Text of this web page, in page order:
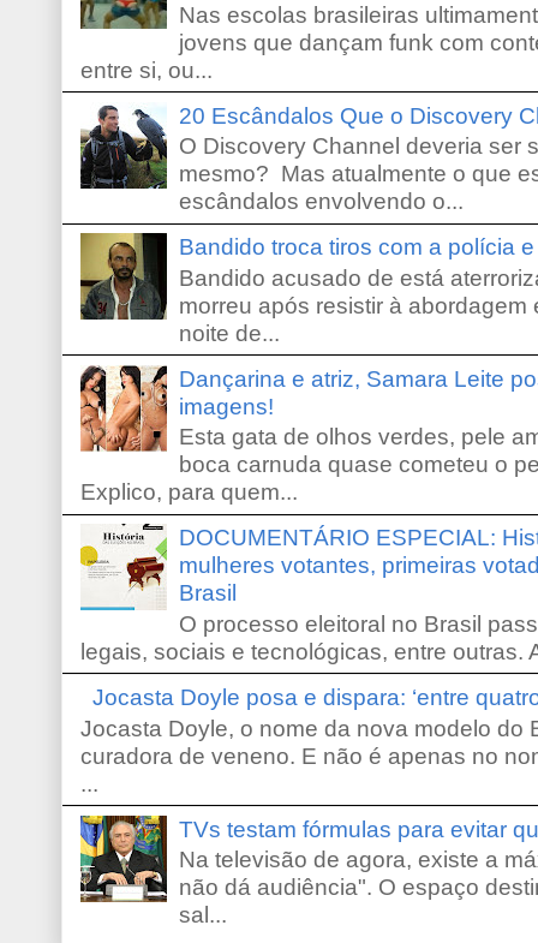
Nas escolas brasileiras
jovens que dançam funk com
entre si, ou...
20 Escândalos Que o Discovery
O Discovery Channel deveria ser
mesmo? Mas atualmente o que
escândalos envolvendo o...
Bandido troca tiros com a polícia
Bandido acusado de está
morreu após resistir à
noite de...
Dançarina e atriz, Samara Leite
imagens!
Esta gata de olhos verdes, pele
boca carnuda quase cometeu o
Explico, para quem...
DOCUMENTÁRIO ESPECIAL:
mulheres votantes, primeiras
Brasil
O processo eleitoral no Brasil
legais, sociais e tecnológicas, entre outras.
Jocasta Doyle posa e dispara: ‘entre
Jocasta Doyle, o nome da nova modelo do
curadora de veneno. E não é apenas no
...
TVs testam fórmulas para evitar
Na televisão de agora, existe a
não dá audiência". O espaço
sal...